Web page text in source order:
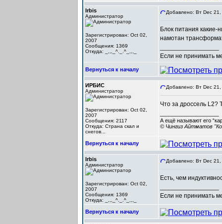
Irbis
Администратор
Зарегистрирован: Oct 02,
2007
Сообщения: 1369
Откуда: _,,,_^._.^_,,,_
Добавлено: Вт Dec
Блок питания какие-
намотан
Если не принимать
Вернуться к началу
ИРБИС
Администратор
Зарегистрирован: Oct 02,
2007
Сообщения: 2117
Откуда: Cтрана скал и
снегов...
Добавлено: Вт Dec
Что за дроссель L2?
А ещё называют его
© Чингиз Айтматов
Вернуться к началу
Irbis
Администратор
Зарегистрирован: Oct 02,
2007
Сообщения: 1369
Откуда: _,,,_^._.^_,,,_
Добавлено: Вт Dec
Есть, чем
Если не принимать
Вернуться к началу